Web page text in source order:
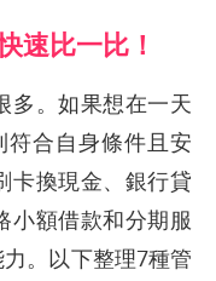
速比一比！
多。如果想在一天
合自身條件且安
卡換現金、銀行貸
小額借款和分期服
。以下整理7種管